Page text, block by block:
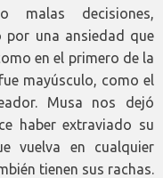
malas decisiones,
por una ansiedad que
en el primero de la
mayúsculo, como el
Musa nos dejó
haber extraviado su
vuelva en cualquier
tienen sus rachas.